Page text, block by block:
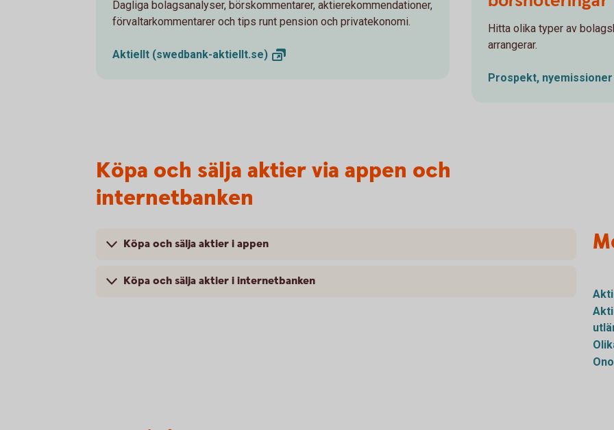
Dagliga bolagsanalyser, börskommentarer, aktierekommendationer,
förvaltarkommentarer och tips runt pension och privatekonomi.
Aktiellt (swedbank-aktiellt.se)
Hitta olika typer av
arrangerar.
Prospekt,
Köpa och sälja aktier via appen och
internetbanken
Köpa och sälja aktier i appen
Köpa och sälja aktier i internetbanken